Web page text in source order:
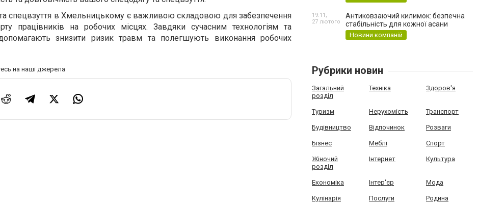
спецвзуття в Хмельницькому є важливою складовою для забезпечення
працівників на робочих місцях. Завдяки сучасним технологіям та
знизити ризик травм та полегшують виконання робочих
на наші джерела
Антиковзаючий килимок: безпечна
стабільність для кожної асани
Новини компаній
19:11,
27 лютого
Рубрики новин
Загальний
розділ
Техніка Здоров'я
Туризм Нерухомість Транспорт
Будівництво Відпочинок Розваги
Бізнес Меблі Спорт
Жіночий
розділ
Інтернет Культура
Економіка Інтер'єр Мода
Кулінарія Послуги Родина